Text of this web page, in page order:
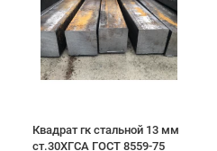
Квадрат гк стальной 13 мм
ст.30ХГСА ГОСТ 8559-75